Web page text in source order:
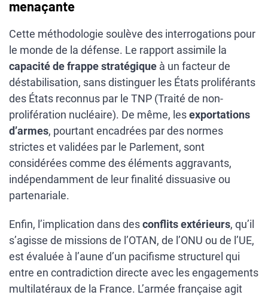
menaçante
Cette méthodologie soulève des interrogations pour
le monde de la défense. Le rapport assimile la
capacité de frappe stratégique à un facteur de
déstabilisation, sans distinguer les États proliférants
des États reconnus par le TNP (Traité de non-
prolifération nucléaire). De même, lesexportations
d’armes, pourtant encadrées par des normes
strictes et validées par le Parlement, sont
considérées comme des éléments aggravants,
indépendamment de leur finalité dissuasive ou
partenariale.
Enfin, l’implication dans desconflits extérieurs, qu’il
s’agisse de missions de l’OTAN, de l’ONU ou de l’UE,
est évaluée à l’aune d’un pacifisme structurel qui
entre en contradiction directe avec les engagements
multilatéraux de la France. L’armée française agit